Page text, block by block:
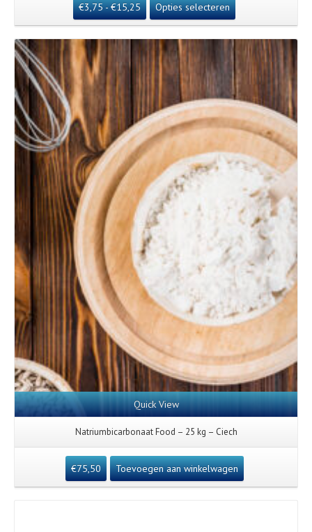
€3,75- €15,25 Opties selecteren
Quick View
Natriumbicarbonaat Food – 25 kg – Ciech
€75,50 Toevoegen aan winkelwagen